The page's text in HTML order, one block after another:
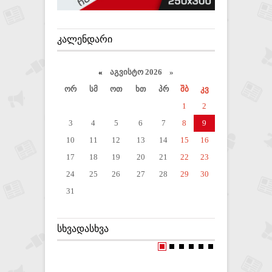
ᲙᲐᲚᲔᲜᲓᲐᲠᲘ
« აგვისტო 2026 »
ორ
სმ ოთ ხთ პრ შბ
კვ
1
2
3
4 5 6 7 8
9
10
11 12 13 14 15
16
17
18 19 20 21 22
23
24
25 26 27 28 29
30
31
ᲡᲮᲕᲐᲓᲐᲡᲮᲕᲐ